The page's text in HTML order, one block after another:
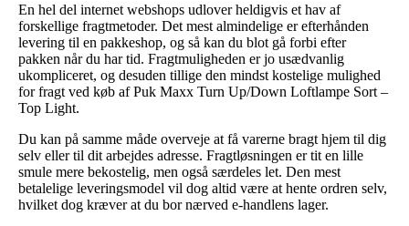
En hel del internet webshops udlover heldigvis et hav af
forskellige fragtmetoder. Det mest almindelige er efterhånden
levering til en pakkeshop, og så kan du blot gå forbi efter
pakken når du har tid. Fragtmuligheden er jo usædvanlig
ukompliceret, og desuden tillige den mindst kostelige mulighed
for fragt ved køb af Puk Maxx Turn Up/Down Loftlampe Sort –
Top Light.
Du kan på samme måde overveje at få varerne bragt hjem til dig
selv eller til dit arbejdes adresse. Fragtløsningen er tit en lille
smule mere bekostelig, men også særdeles let. Den mest
betalelige leveringsmodel vil dog altid være at hente ordren selv,
hvilket dog kræver at du bor nærved e-handlens lager.